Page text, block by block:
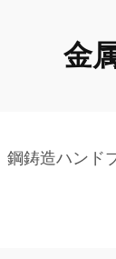
金
鋼鋳造ハンド